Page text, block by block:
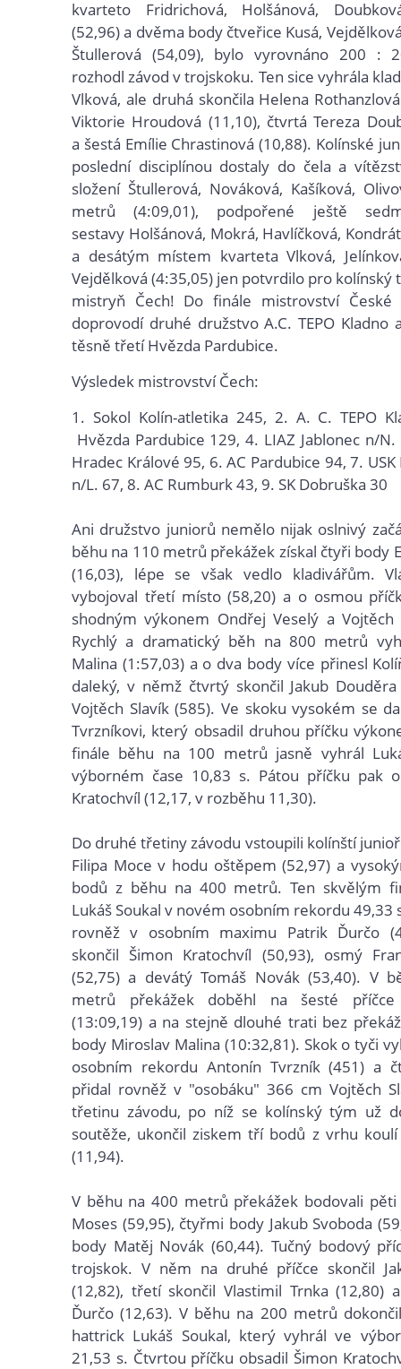
kvarteto Fridrichová, Holšánová,
(52,96) a dvěma body čtveřice Kusá,
Štullerová (54,09), bylo vyrovnáno 200 :
rozhodl závod v trojskoku. Ten sice vyhrála
Vlková, ale druhá skončila Helena
Viktorie Hroudová (11,10), čtvrtá Tereza
a šestá Emílie Chrastinová (10,88). Kolínské
poslední disciplínou dostaly do čela a
složení Štullerová, Nováková, Kašíková,
metrů (4:09,01), podpořené ještě
sestavy Holšánová, Mokrá, Havlíčková,
a desátým místem kvarteta Vlková,
Vejdělková (4:35,05) jen potvrdilo pro kolínský
mistryň Čech! Do finále mistrovství České
doprovodí druhé družstvo A.C. TEPO Kladno
těsně třetí Hvězda Pardubice.
Výsledek mistrovství Čech:
1. Sokol Kolín-atletika 245, 2. A. C. TEPO
Hvězda Pardubice 129, 4. LIAZ Jablonec n/
Hradec Králové 95, 6. AC Pardubice 94, 7.
n/L. 67, 8. AC Rumburk 43, 9. SK Dobruška 30
Ani družstvo juniorů nemělo nijak oslnivý
běhu na 110 metrů překážek získal čtyři body
(16,03), lépe se však vedlo kladivářům.
vybojoval třetí místo (58,20) a o osmou
shodným výkonem Ondřej Veselý a Vojtěch
Rychlý a dramatický běh na 800 metrů
Malina (1:57,03) a o dva body více přinesl
daleký, v němž čtvrtý skončil Jakub
Vojtěch Slavík (585). Ve skoku vysokém se
Tvrzníkovi, který obsadil druhou příčku
finále běhu na 100 metrů jasně vyhrál
výborném čase 10,83 s. Pátou příčku pak
Kratochvíl (12,17, v rozběhu 11,30).
Do druhé třetiny závodu vstoupili kolínští
Filipa Moce v hodu oštěpem (52,97) a
bodů z běhu na 400 metrů. Ten skvělým
Lukáš Soukal v novém osobním rekordu 49,33
rovněž v osobním maximu Patrik Ďurčo
skončil Šimon Kratochvíl (50,93), osmý
(52,75) a devátý Tomáš Novák (53,40). V
metrů překážek doběhl na šesté příčce
(13:09,19) a na stejně dlouhé trati bez
body Miroslav Malina (10:32,81). Skok o tyči
osobním rekordu Antonín Tvrzník (451) a
přidal rovněž v "osobáku" 366 cm Vojtěch
třetinu závodu, po níž se kolínský tým už
soutěže, ukončil ziskem tří bodů z vrhu
(11,94).
V běhu na 400 metrů překážek bodovali pěti
Moses (59,95), čtyřmi body Jakub Svoboda
body Matěj Novák (60,44). Tučný bodový
trojskok. V něm na druhé příčce skončil
(12,82), třetí skončil Vlastimil Trnka (12,80)
Ďurčo (12,63). V běhu na 200 metrů
hattrick Lukáš Soukal, který vyhrál ve
21,53 s. Čtvrtou příčku obsadil Šimon